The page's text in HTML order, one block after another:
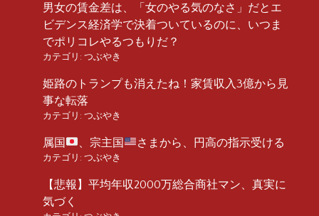
男女の賃金差は、「女のやる気のなさ」だとエ
ビデンス経済学で決着ついているのに、いつま
でポリコレやるつもりだ？
カテゴリ: つぶやき
姫路のトランプも消えたね！家賃収入3億から見
事な転落
カテゴリ: つぶやき
属国 、宗主国 さまから、円高の指示受ける
カテゴリ: つぶやき
【悲報】平均年収2000万総合商社マン、真実に
気づく